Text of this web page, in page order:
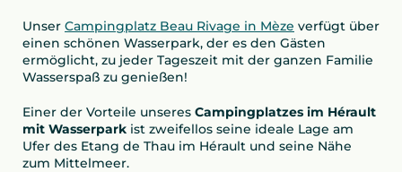
Unser Campingplatz Beau Rivage in Mèze verfügt über
einen schönen Wasserpark, der es den Gästen
ermöglicht, zu jeder Tageszeit mit der ganzen Familie
Wasserspaß zu genießen!
Einer der Vorteile unseres Campingplatzes im Hérault
mit Wasserpark ist zweifellos seine ideale Lage am
Ufer des Etang de Thau im Hérault und seine Nähe
zum Mittelmeer.